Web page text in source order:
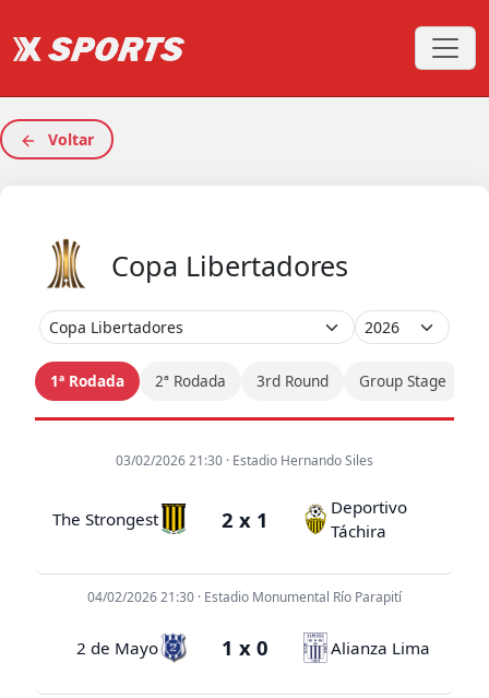
Voltar
Copa Libertadores
1ª Rodada 2ª Rodada 3rd Round Group Stage
03/02/2026 21:30 · Estadio Hernando Siles
The Strongest 2 x 1
Deportivo
Táchira
04/02/2026 21:30 · Estadio Monumental Río Parapití
2 de Mayo 1 x 0 Alianza Lima